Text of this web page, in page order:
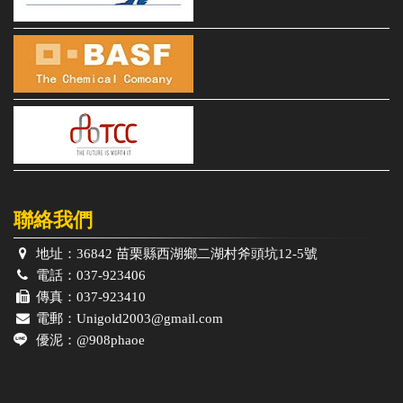
聯絡我們
地址： 36842 苗栗縣西湖鄉二湖村斧頭坑12-5號
電話： 037-923406
傳真： 037-923410
電郵： Unigold2003@gmail.com
優泥： @908phaoe